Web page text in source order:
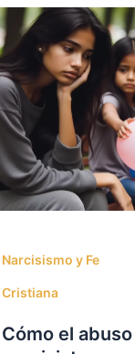
Narcisismo y Fe
Cristiana
Cómo el abuso